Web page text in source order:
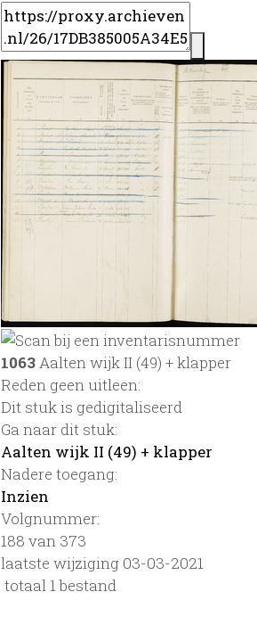
1063Aalten wijk II (49) + klapper
Reden geen uitleen:
Dit stuk is gedigitaliseerd
Ga naar dit stuk:
Aalten wijk II (49) + klapper
Nadere toegang:
Inzien
Volgnummer:
188 van 373
laatste wijziging 03-03-2021
totaal 1 bestand